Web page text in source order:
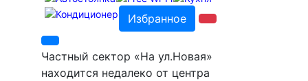
Избранное
Частный сектор «На ул.Новая»
находится недалеко от центра